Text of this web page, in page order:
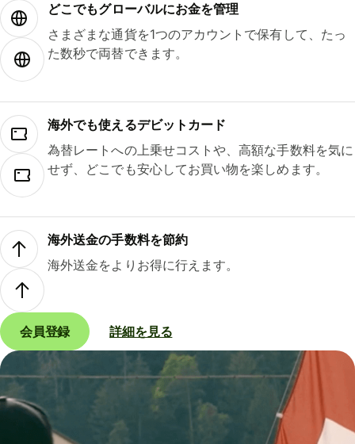
どこでもグ⁠ロ⁠ー⁠バ⁠ルにお金を管理
さまざまな通貨を1つのアカウントで保有して、たっ
た数秒で両替できます。
海外でも使えるデビットカード
為替レートへの上乗せコストや、高額な手数料を気に
せず、どこでも安心してお買い物を楽しめます。
海外送金の手数料を節約
海外送金をよりお得に行えます。
会員登録 詳細を見る